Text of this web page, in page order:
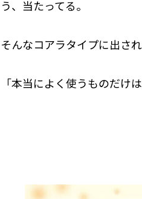
う、当たってる。
そんなコアラタイプに出さ
「本当によく使うものだけ